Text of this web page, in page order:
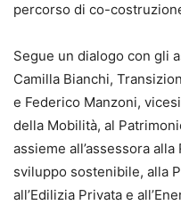
percorso di co-
Segue un dialogo con gli
Camilla Bianchi,
e Federico Manzoni,
della Mobilità, al
assieme all’assessora
sviluppo sostenibile, alla
all’Edilizia Privata e